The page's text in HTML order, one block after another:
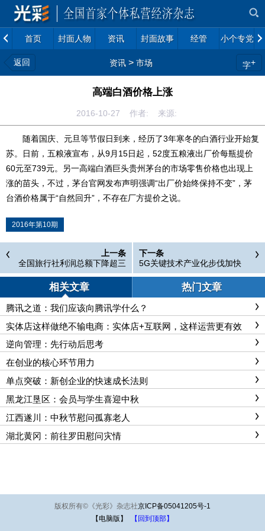
首页 封面人物 资讯 封面故事 经管 小个专党建
返回 资讯 > 市场 字+
高端白酒价格上涨
2016-10-27 作者: 来源:
随着国庆、元旦等节假日到来，经历了3年寒冬的白酒行业开始复
苏。日前，五粮液宣布，从9月15日起，52度五粮液出厂价每瓶提价
60元至739元。另一高端白酒巨头贵州茅台的市场零售价格也出现上
涨的苗头，不过，茅台官网发布声明强调“出厂价始终保持不变”，茅
台酒价格属于“自然回升”，不存在厂方提价之说。
2016年第10期
上一条
全国旅行社利润总额下降超三
成
下一条
5G关键技术产业化步伐加快
相关文章 热门文章
腾讯之道：我们应该向腾讯学什么？
实体店这样做绝不输电商：实体店+互联网，这样运营更有效
逆向管理：先行动后思考
在创业的核心环节用力
单点突破：新创企业的快速成长法则
黑龙江垦区：会员与学生喜迎中秋
江西遂川：中秋节慰问孤寡老人
湖北黄冈：前往罗田慰问灾情
版权所有© 《光彩》杂志社京ICP备05041205号-1
【电脑版】
【回到顶部】